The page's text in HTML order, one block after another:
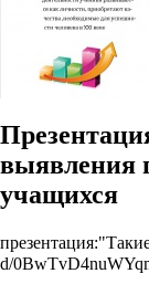
выявления
учащихся